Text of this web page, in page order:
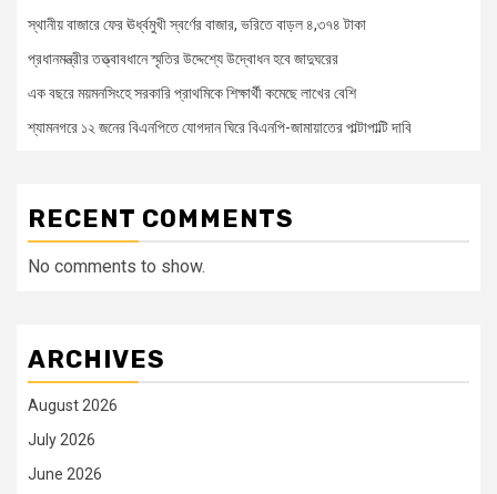
স্থানীয় বাজারে ফের ঊর্ধ্বমুখী স্বর্ণের বাজার, ভরিতে বাড়ল ৪,৩৭৪ টাকা
প্রধানমন্ত্রীর তত্ত্বাবধানে স্মৃতির উদ্দেশ্যে উদ্বোধন হবে জাদুঘরের
এক বছরে ময়মনসিংহে সরকারি প্রাথমিকে শিক্ষার্থী কমেছে লাখের বেশি
শ্যামনগরে ১২ জনের বিএনপিতে যোগদান ঘিরে বিএনপি-জামায়াতের পাল্টাপাল্টি দাবি
RECENT COMMENTS
No comments to show.
ARCHIVES
August 2026
July 2026
June 2026